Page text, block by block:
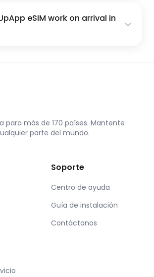
eSIM work on arrival in
para más de 170 países. Mantente
parte del mundo.
Soporte
Centro de ayuda
Guía de instalación
Contáctanos